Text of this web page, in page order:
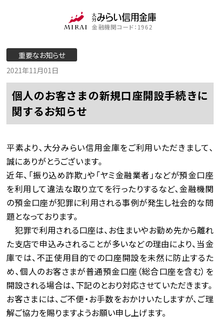
金融機関コード：1962
重要なお知らせ
2021年11月01日
個人のお客さまの新規口座開設手続きに
関するお知らせ
平素より、大分みらい信用金庫をご利用いただきまして、
誠にありがとうございます。
近年、「振り込め詐欺」や「ヤミ金融業者」などが預金口座
を利用して違法な取り立てを行ったりするなど、金融機関
の預金口座が犯罪に利用される事例が発生し社会的な問
題となっております。
犯罪で利用される口座は、お住まいやお勤め先から離れ
た支店で申込みされることが多いなどの理由により、当金
庫では、不正使用目的での口座開設を未然に防止するた
め、個人のお客さまが普通預金口座（総合口座を含む）を
開設される場合は、下記のとおり対応させていただきます。
お客さまには、ご不便・お手数をおかけいたしますが、ご理
解ご協力を賜りますようお願い申し上げます。